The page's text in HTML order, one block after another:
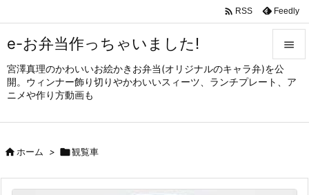
e-お弁当作っちゃいました!
宮澤真理のかわいいお絵かきお弁当(オリジナルのキャラ弁)を公
開。ウィンナー飾り切りやかわいいスィーツ、ランチプレート、ア
ニメや作り方動画も


メニュ
サイド

 RSS Feedly
ホーム > 観覧車